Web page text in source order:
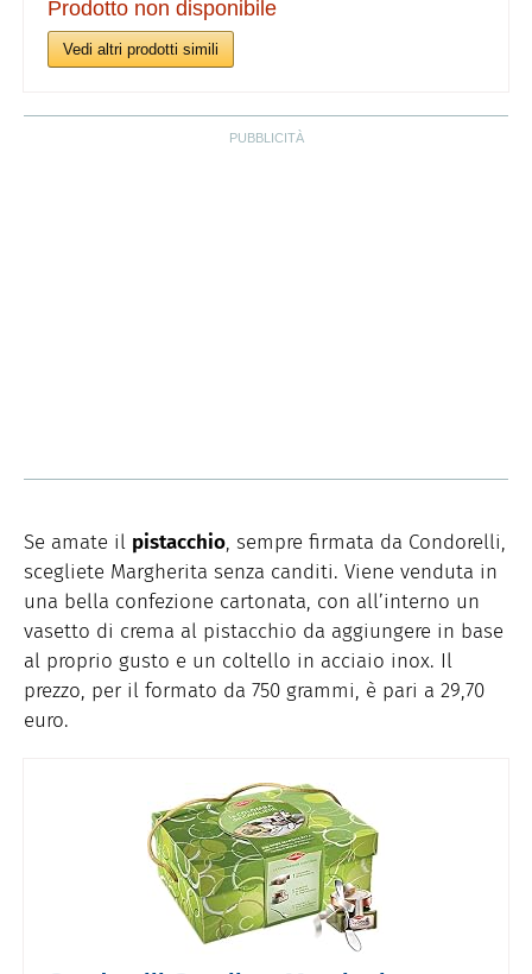
Prodotto non disponibile
Vedi altri prodotti simili
Se amate il pistacchio, sempre firmata da Condorelli,
scegliete Margherita senza canditi. Viene venduta in
una bella confezione cartonata, con all’interno un
vasetto di crema al pistacchio da aggiungere in base
al proprio gusto e un coltello in acciaio inox. Il
prezzo, per il formato da 750 grammi, è pari a 29,70
euro.